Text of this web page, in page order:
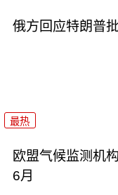
俄方回应特朗普
最热
欧盟气候监测机
6月